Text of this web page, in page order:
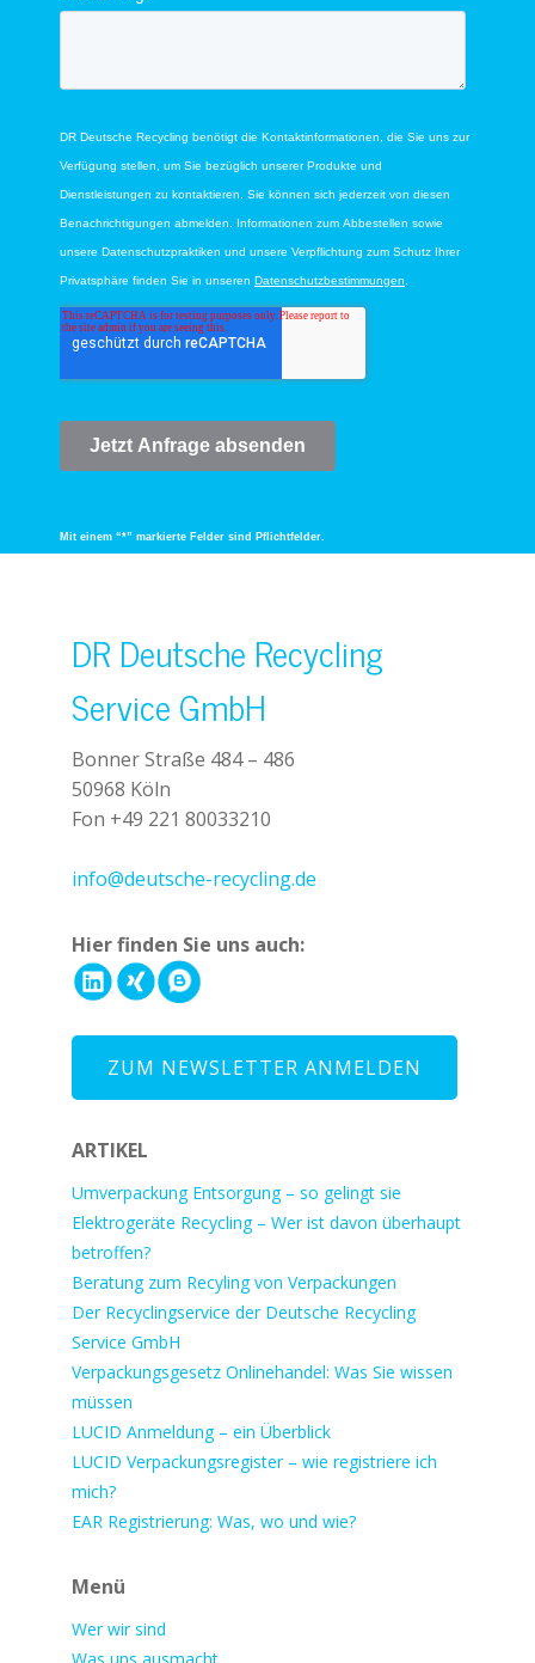
Mit einem “*” markierte Felder sind Pflichtfelder.
DR Deutsche Recycling
Service GmbH
Bonner Straße 484 – 486
50968 Köln
Fon +49 221 80033210
info@deutsche-recycling.de
Hier finden Sie uns auch:
ZUM NEWSLETTER ANMELDEN
ARTIKEL
Umverpackung Entsorgung – so gelingt sie
Elektrogeräte Recycling – Wer ist davon überhaupt
betroffen?
Beratung zum Recyling von Verpackungen
Der Recyclingservice der Deutsche Recycling
Service GmbH
Verpackungsgesetz Onlinehandel: Was Sie wissen
müssen
LUCID Anmeldung – ein Überblick
LUCID Verpackungsregister – wie registriere ich
mich?
EAR Registrierung: Was, wo und wie?
Menü
Wer wir sind